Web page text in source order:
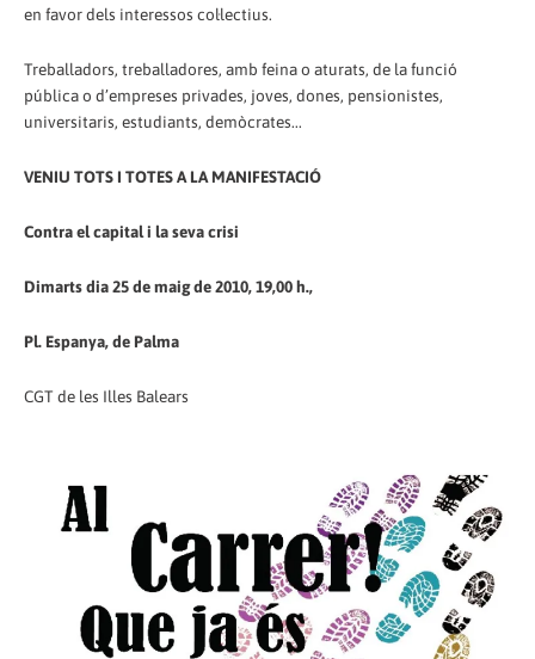
en favor dels interessos col·lectius.
Treballadors, treballadores, amb feina o aturats, de la funció
pública o d’empreses privades, joves, dones, pensionistes,
universitaris, estudiants, demòcrates...
VENIU TOTS I TOTES A LA MANIFESTACIÓ
Contra el capital i la seva crisi
Dimarts dia 25 de maig de 2010, 19,00 h.,
Pl. Espanya, de Palma
CGT de les Illes Balears